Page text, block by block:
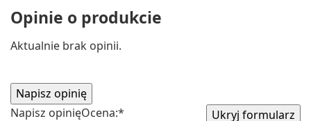
Opinie o produkcie
Aktualnie brak opinii.
Napisz opinięOcena:*